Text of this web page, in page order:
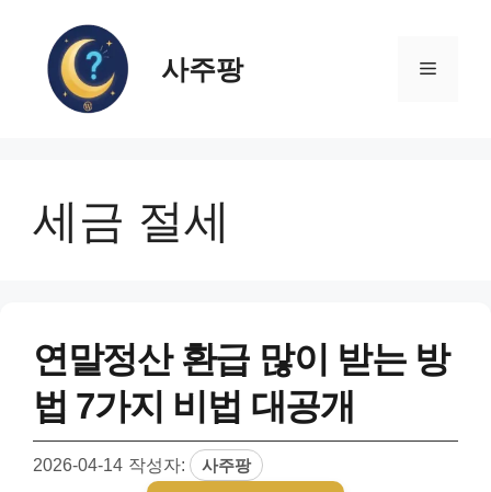
사주팡 메
세금 절세
연말정산 환급 많이 받는 방
법 7가지 비법 대공개
2026-04-14 작성자: 사주팡